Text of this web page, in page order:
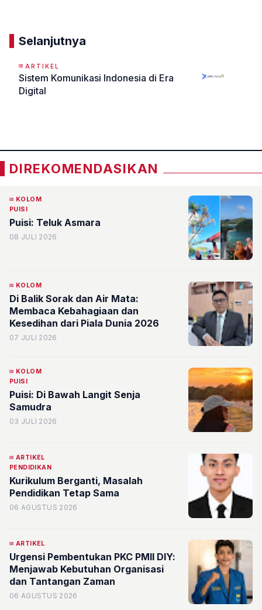
Selanjutnya
ARTIKEL
Sistem Komunikasi Indonesia di Era
Digital
DIREKOMENDASIKAN
KOLOM
PUISI
Puisi: Teluk Asmara
08 JULI 2026
KOLOM
Di Balik Sorak dan Air Mata:
Membaca Kebahagiaan dan
Kesedihan dari Piala Dunia 2026
07 JULI 2026
KOLOM
PUISI
Puisi: Di Bawah Langit Senja
Samudra
03 JULI 2026
ARTIKEL
PENDIDIKAN
Kurikulum Berganti, Masalah
Pendidikan Tetap Sama
06 AGUSTUS 2026
ARTIKEL
Urgensi Pembentukan PKC PMII DIY:
Menjawab Kebutuhan Organisasi
dan Tantangan Zaman
06 AGUSTUS 2026